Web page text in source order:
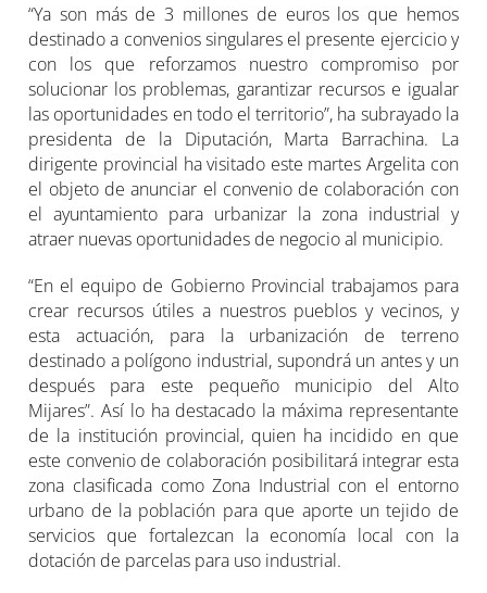
“Ya son más de 3 millones de euros los que hemos
destinado a convenios singulares el presente ejercicio y
con los que reforzamos nuestro compromiso por
solucionar los problemas, garantizar recursos e igualar
las oportunidades en todo el territorio”, ha subrayado la
presidenta de la Diputación, Marta Barrachina. La
dirigente provincial ha visitado este martes Argelita con
el objeto de anunciar el convenio de colaboración con
el ayuntamiento para urbanizar la zona industrial y
atraer nuevas oportunidades de negocio al municipio.
“En el equipo de Gobierno Provincial trabajamos para
crear recursos útiles a nuestros pueblos y vecinos, y
esta actuación, para la urbanización de terreno
destinado a polígono industrial, supondrá un antes y un
después para este pequeño municipio del Alto
Mijares”. Así lo ha destacado la máxima representante
de la institución provincial, quien ha incidido en que
este convenio de colaboración posibilitará integrar esta
zona clasificada como Zona Industrial con el entorno
urbano de la población para que aporte un tejido de
servicios que fortalezcan la economía local con la
dotación de parcelas para uso industrial.